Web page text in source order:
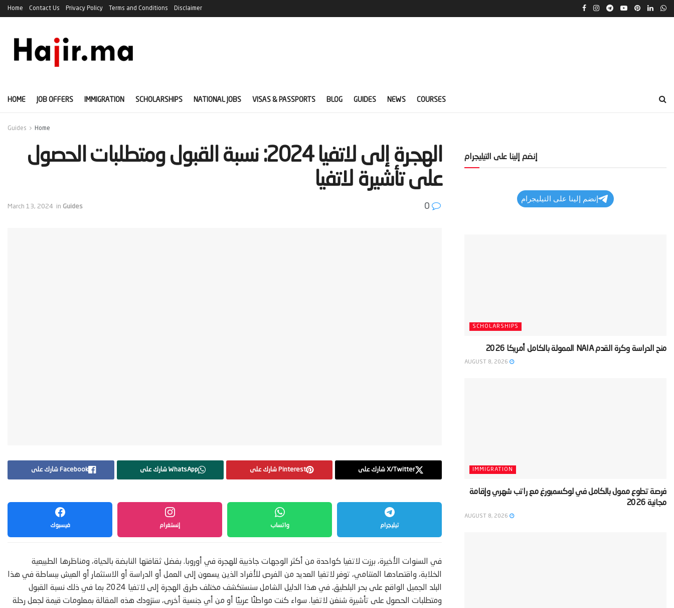
Home Contact Us Privacy Policy Terms and Conditions Disclaimer
HOME JOB OFFERS IMMIGRATION SCHOLARSHIPS NATIONAL JOBS VISAS & PASSPORTS BLOG GUIDES NEWS COURSES
Home
Guides
‫الهجرة إلى لاتفيا 2024: نسبة القبول ومتطلبات الحصول
على تأشيرة لاتفيا‬
March 13, 2024 in Guides
Facebook شارك على WhatsApp شارك على Pinterest شارك على X/Twitter شارك على
فيسبوك إنستغرام واتساب تيليجرام
في السنوات الأخيرة، برزت لاتفيا كواحدة من أكثر الوجهات جاذبية للهجرة في أوروبا. بفضل ثقافتها النابضة بالحياة، ومناظرها الطبيعية
الخلابة، واقتصادها المتنامي، توفر لاتفيا العديد من الفرص للأفراد الذين يسعون إلى العمل أو الدراسة أو الاستثمار أو العيش ببساطة في هذا
البلد الجميل الواقع على بحر البلطيق. في هذا الدليل الشامل سنستكشف مختلف طرق الهجرة إلى لاتفيا 2024 بما في ذلك نسبة القبول
ومتطلبات الحصول على تأشيرة شنغن لاتفيا. سواء كنت مواطنًا عربيًا أو من أي جنسية أخرى، ستزودك هذه المقالة بمعلومات قيمة لجعل رحلة
إنضم إلينا على التيليجرام
إنضم إلينا على التيليجرام
SCHOLARSHIPS
‫منح الدراسة وكرة القدم NAIA الممولة بالكامل أمريكا 2026‬
IMMIGRATION
‫فرصة تطوع ممول بالكامل في لوكسمبورغ مع راتب شهري وإقامة
مجانية 2026‬